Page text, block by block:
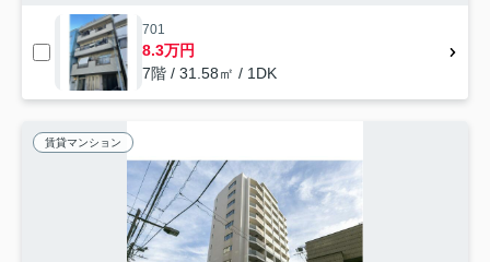
701
8.3万円
7階 / 31.58㎡ / 1DK
賃貸マンション